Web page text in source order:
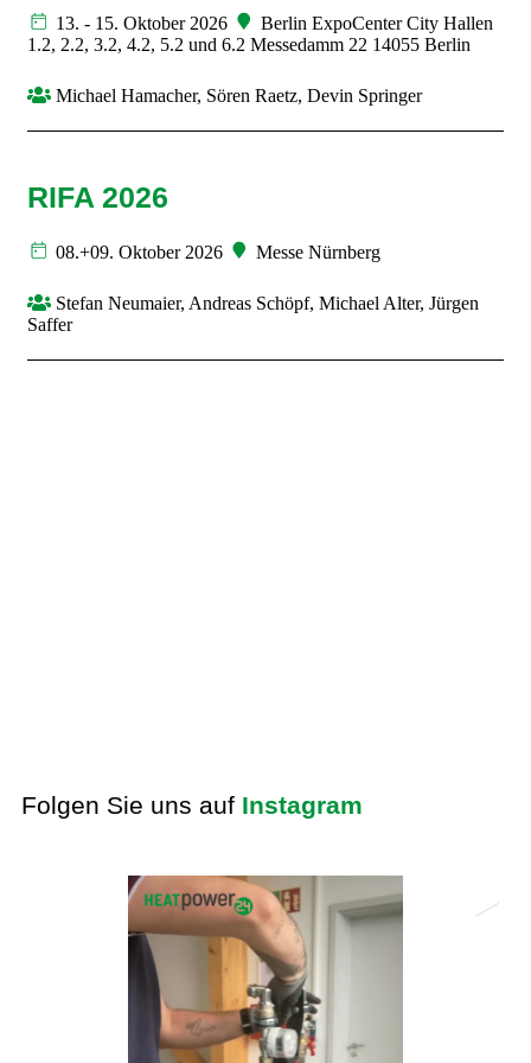
13. - 15. Oktober 2026
Berlin ExpoCenter City Hallen
1.2, 2.2, 3.2, 4.2, 5.2 und 6.2 Messedamm 22 14055 Berlin
Michael Hamacher, Sören Raetz, Devin Springer
RIFA 2026
08.+09. Oktober 2026 Messe Nürnberg
Stefan Neumaier, Andreas Schöpf, Michael Alter, Jürgen
Saffer
Folgen Sie uns auf Instagram